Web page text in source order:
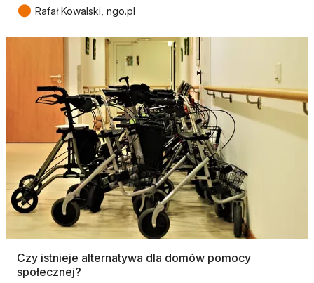
● Rafał Kowalski, ngo.pl
Czy istnieje alternatywa dla domów pomocy
społecznej?